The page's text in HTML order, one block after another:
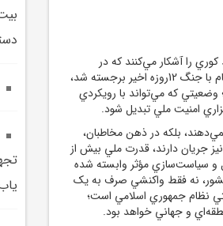
را آشکار مي‌کنند که در
روزهاي صلح از ديد پنهان مانده‌اند. آنچه در مواجهه نظام با جنگ 12روزه اخير برجسته شد،
وضعيتي که مي‌تواند با رويکردي
امنيت ملي تبديل شود.
بلکه در ذهن مخاطبان،
جريان دارند، قدرت ملي بيش از
و سياست‌سازي مؤثر وابسته شده
کشور، نه فقط واکنشي صرف به يک
نظام جمهوري اسلامي است؛
و جهاني خواهد بود.